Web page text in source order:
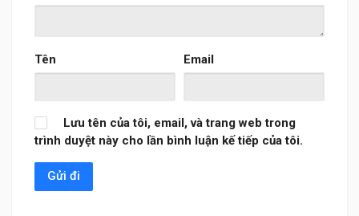
Tên Email
Lưu tên của tôi, email, và trang web trong
trình duyệt này cho lần bình luận kế tiếp của tôi.